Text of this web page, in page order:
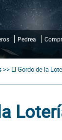
Pedrea
>> El Gordo de la